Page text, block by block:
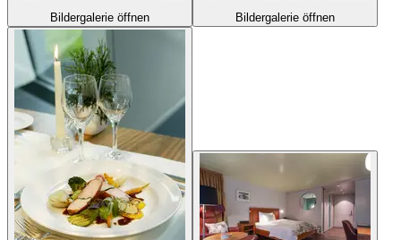
Bildergalerie öffnen Bildergalerie öffnen